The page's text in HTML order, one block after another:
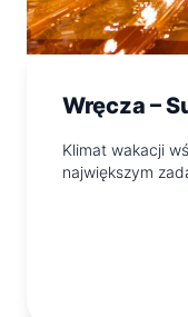
Wręcza –
Klimat wakacji
największym